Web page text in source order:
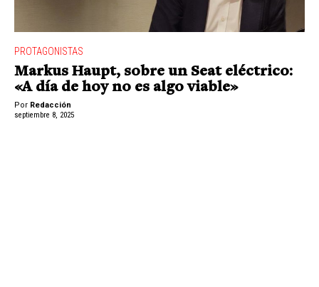
PROTAGONISTAS
Markus Haupt, sobre un Seat eléctrico:
«A día de hoy no es algo viable»
Por Redacción
septiembre 8, 2025